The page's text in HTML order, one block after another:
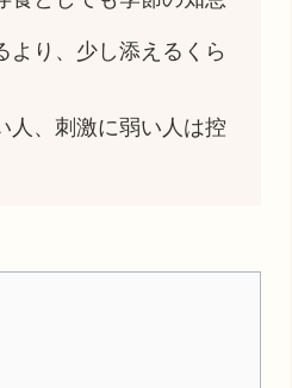
より、少し添えるくら
人、刺激に弱い人は控